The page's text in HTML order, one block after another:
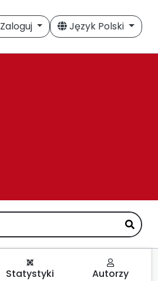
Zaloguj Język Polski
Statystyki Autorzy